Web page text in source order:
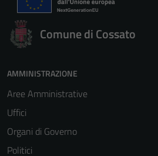
Comune di Cossato
AMMINISTRAZIONE
Aree Amministrative
Uffici
Organi di Governo
Politici